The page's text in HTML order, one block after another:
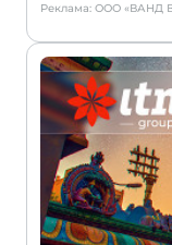
Реклама: ООО «ВАНД